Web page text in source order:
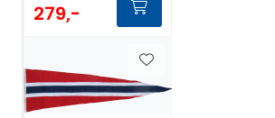
279,-